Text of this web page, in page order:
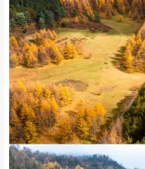
/
广元李家林场
位于曾
森林覆
年平均气温约
更是秋季